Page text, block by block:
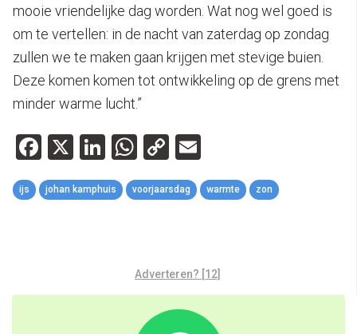
mooie vriendelijke dag worden. Wat nog wel goed is
om te vertellen: in de nacht van zaterdag op zondag
zullen we te maken gaan krijgen met stevige buien.
Deze komen komen tot ontwikkeling op de grens met
minder warme lucht.”
Facebook
X LinkedIn
WhatsApp
Copy
Link
ijs johan kamphuis voorjaarsdag warmte zon
Adverteren? [12]